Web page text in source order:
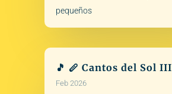
pequeños
🎵 🪈 Cantos del Sol III
Feb 2026